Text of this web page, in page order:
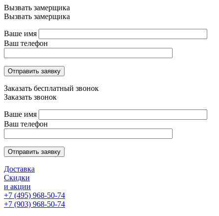
Вызвать замерщика
Вызвать замерщика
Ваше имя
Ваш телефон
Отправить заявку
Заказать бесплатный звонок
Заказать звонок
Ваше имя
Ваш телефон
Отправить заявку
Доставка
Скидки
и акции
+7 (495) 968-50-74
+7 (903) 968-50-74